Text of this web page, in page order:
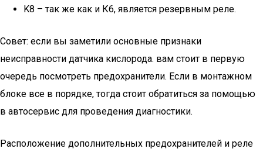
K8 – так же как и К6, является резервным реле.
Совет: если вы заметили основные признаки
неисправности датчика кислорода. вам стоит в первую
очередь посмотреть предохранители. Если в монтажном
блоке все в порядке, тогда стоит обратиться за помощью
в автосервис для проведения диагностики.
Расположение дополнительных предохранителей и реле